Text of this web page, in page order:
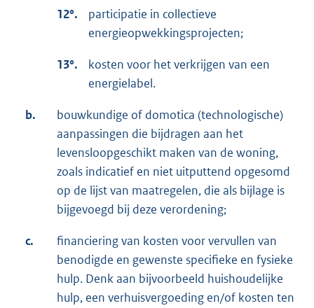
12°.
participatie in collectieve
energieopwekkingsprojecten;
13°.
kosten voor het verkrijgen van een
energielabel.
b.
bouwkundige of domotica (technologische)
aanpassingen die bijdragen aan het
levensloopgeschikt maken van de woning,
zoals indicatief en niet uitputtend opgesomd
op de lijst van maatregelen, die als bijlage is
bijgevoegd bij deze verordening;
c.
financiering van kosten voor vervullen van
benodigde en gewenste specifieke en fysieke
hulp. Denk aan bijvoorbeeld huishoudelijke
hulp, een verhuisvergoeding en/of kosten ten